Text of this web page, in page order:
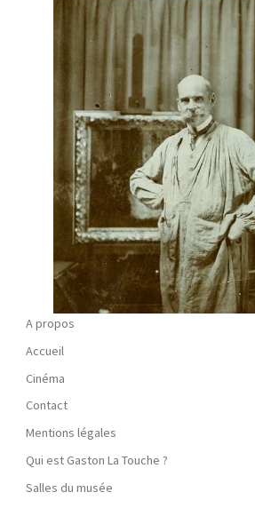
A propos
Accueil
Cinéma
Contact
Mentions légales
Qui est Gaston La Touche ?
Salles du musée